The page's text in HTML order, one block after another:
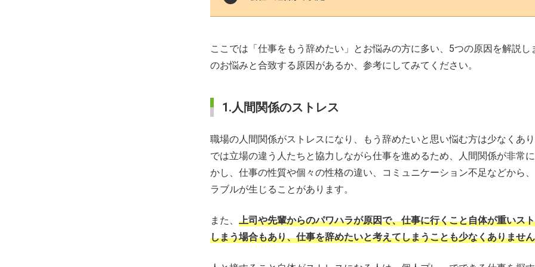
ここでは「仕事をもう辞めたい」とお悩みの方に多い、5つの原因を解説し
のお悩みと合致する原因があるか、参考にしてみてください。
1.人間関係のストレス
職場の人間関係がストレスになり、もう辞めたいと思い悩む方は少なくあ
では立場の違う人たちと協力しながら仕事を進めるため、人間関係が非常
かし、仕事の性質や個々の性格の違い、コミュニケーション不足などから
ラブルが生じることがあります。
また、 上司や先輩からのパワハラが原因で、仕事に行くこと自体が重いス
しまう場合もあり、仕事を辞めたいと考えてしまうことも少なくありませ